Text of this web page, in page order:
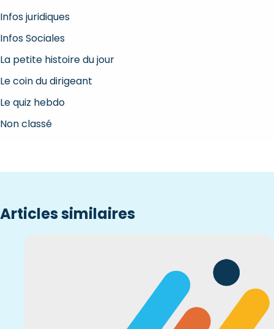
Infos juridiques
Infos Sociales
La petite histoire du jour
Le coin du dirigeant
Le quiz hebdo
Non classé
Articles similaires